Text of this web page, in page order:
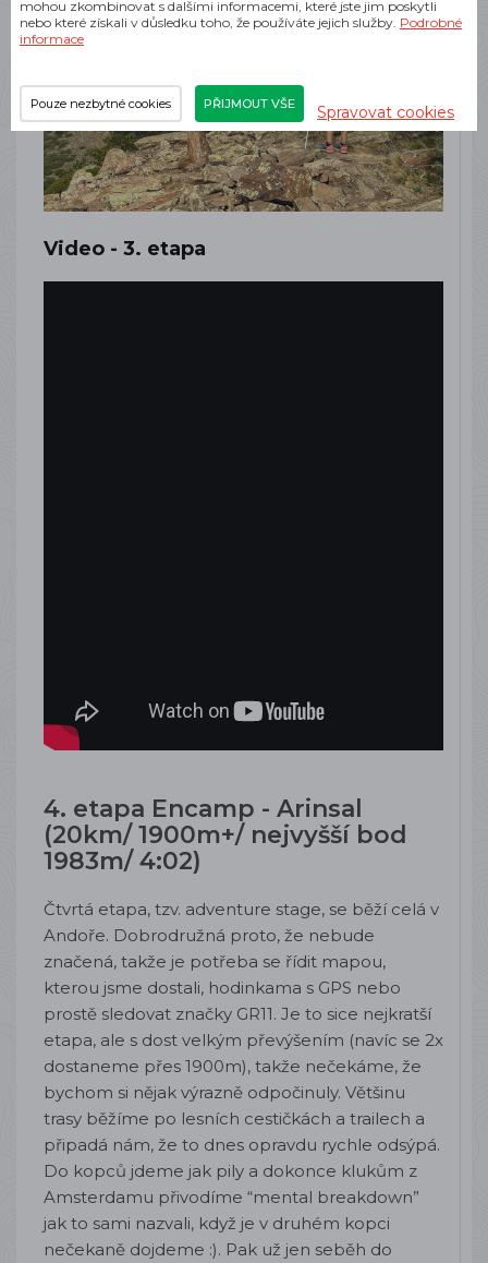
Video - 3. etapa
4. etapa Encamp - Arinsal
(20km/ 1900m+/ nejvyšší bod
1983m/ 4:02)
Čtvrtá etapa, tzv. adventure stage, se běží celá v
Andoře. Dobrodružná proto, že nebude
značená, takže je potřeba se řídit mapou,
kterou jsme dostali, hodinkama s GPS nebo
prostě sledovat značky GR11. Je to sice nejkratší
etapa, ale s dost velkým převýšením (navíc se 2x
dostaneme přes 1900m), takže nečekáme, že
bychom si nějak výrazně odpočinuly. Většinu
trasy běžíme po lesních cestičkách a trailech a
připadá nám, že to dnes opravdu rychle odsýpá.
Do kopců jdeme jak pily a dokonce klukům z
Amsterdamu přivodíme “mental breakdown”
jak to sami nazvali, když je v druhém kopci
nečekaně dojdeme :). Pak už jen seběh do
mohou zkombinovat s dalšími informacemi, které jste jim poskytli
nebo které získali v důsledku toho, že používáte jejich služby. Podrobné
informace
Pouze nezbytné cookies PŘIJMOUT VŠE Spravovat cookies